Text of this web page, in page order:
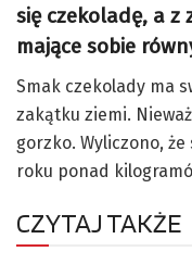
się czekoladę, a z
mające sobie
Smak czekolady ma
zakątku ziemi.
gorzko. Wyliczono,
roku ponad
CZYTAJ TAKŻE